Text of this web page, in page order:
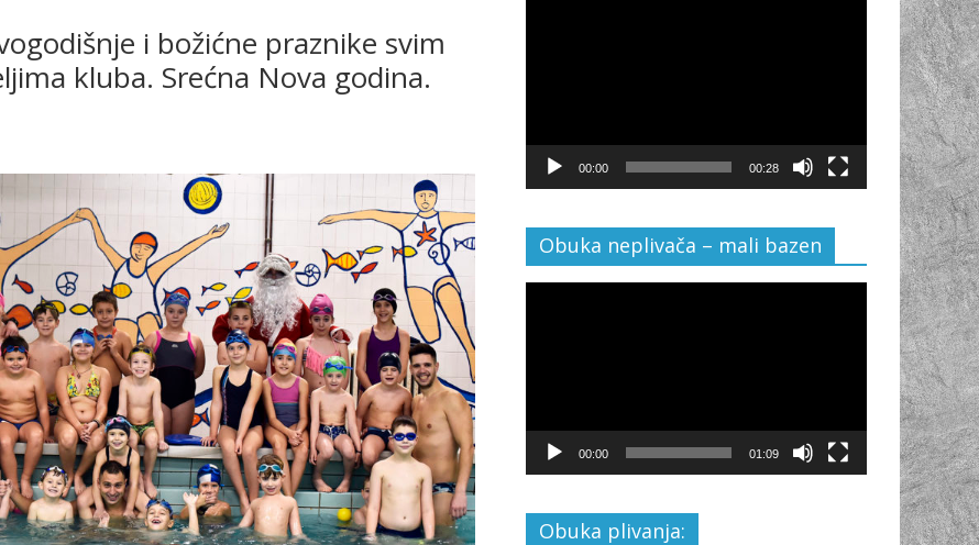
i božićne praznike svim
kluba. Srećna Nova godina.
00:00 00:28
Obuka neplivača – mali bazen
00:00 01:09
Obuka plivanja: